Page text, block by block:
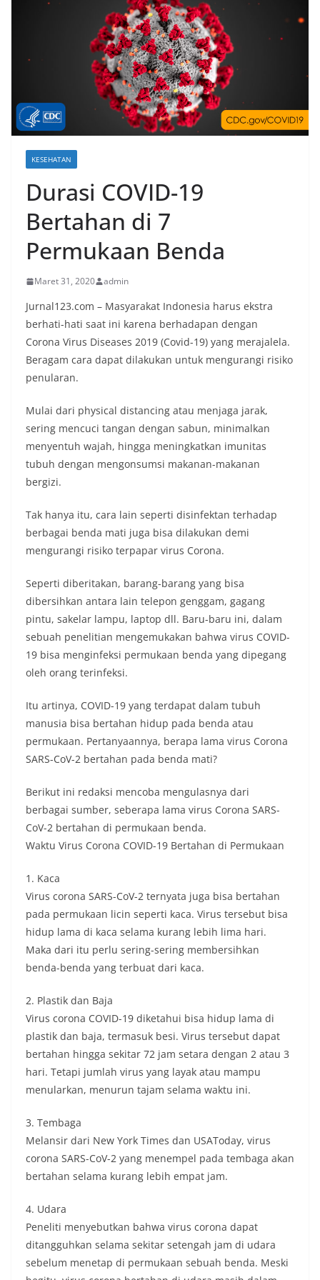
KESEHATAN
Durasi COVID-19
Bertahan di 7
Permukaan Benda
Maret 31, 2020 admin
Jurnal123.com – Masyarakat Indonesia harus ekstra
berhati-hati saat ini karena berhadapan dengan
Corona Virus Diseases 2019 (Covid-19) yang merajalela.
Beragam cara dapat dilakukan untuk mengurangi risiko
penularan.
Mulai dari physical distancing atau menjaga jarak,
sering mencuci tangan dengan sabun, minimalkan
menyentuh wajah, hingga meningkatkan imunitas
tubuh dengan mengonsumsi makanan-makanan
bergizi.
Tak hanya itu, cara lain seperti disinfektan terhadap
berbagai benda mati juga bisa dilakukan demi
mengurangi risiko terpapar virus Corona.
Seperti diberitakan, barang-barang yang bisa
dibersihkan antara lain telepon genggam, gagang
pintu, sakelar lampu, laptop dll. Baru-baru ini, dalam
sebuah penelitian mengemukakan bahwa virus COVID-
19 bisa menginfeksi permukaan benda yang dipegang
oleh orang terinfeksi.
Itu artinya, COVID-19 yang terdapat dalam tubuh
manusia bisa bertahan hidup pada benda atau
permukaan. Pertanyaannya, berapa lama virus Corona
SARS-CoV-2 bertahan pada benda mati?
Berikut ini redaksi mencoba mengulasnya dari
berbagai sumber, seberapa lama virus Corona SARS-
CoV-2 bertahan di permukaan benda.
Waktu Virus Corona COVID-19 Bertahan di Permukaan
1. Kaca
Virus corona SARS-CoV-2 ternyata juga bisa bertahan
pada permukaan licin seperti kaca. Virus tersebut bisa
hidup lama di kaca selama kurang lebih lima hari.
Maka dari itu perlu sering-sering membersihkan
benda-benda yang terbuat dari kaca.
2. Plastik dan Baja
Virus corona COVID-19 diketahui bisa hidup lama di
plastik dan baja, termasuk besi. Virus tersebut dapat
bertahan hingga sekitar 72 jam setara dengan 2 atau 3
hari. Tetapi jumlah virus yang layak atau mampu
menularkan, menurun tajam selama waktu ini.
3. Tembaga
Melansir dari New York Times dan USAToday, virus
corona SARS-CoV-2 yang menempel pada tembaga akan
bertahan selama kurang lebih empat jam.
4. Udara
Peneliti menyebutkan bahwa virus corona dapat
ditangguhkan selama sekitar setengah jam di udara
sebelum menetap di permukaan sebuah benda. Meski